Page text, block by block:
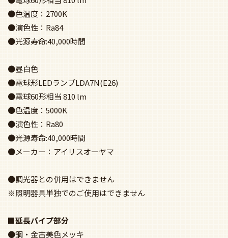
●色温度：2700K
●演色性：Ra84
●光源寿命:40,000時間
●昼白色
●電球形LEDランプLDA7N(E26)
●電球60形相当 810 lm
●色温度：5000K
●演色性：Ra80
●光源寿命:40,000時間
●メーカー：アイリスオーヤマ
●調光器との併用はできません
※照明器具単独でのご使用はできません
■延長パイプ部分
●鋼・金古美色メッキ